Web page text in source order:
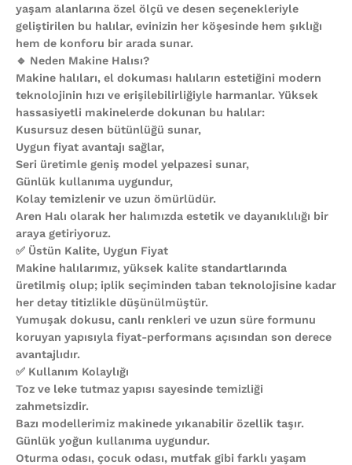
yaşam alanlarına özel ölçü ve desen seçenekleriyle
geliştirilen bu halılar, evinizin her köşesinde hem şıklığı
hem de konforu bir arada sunar.
🔹 Neden Makine Halısı?
Makine halıları, el dokuması halıların estetiğini modern
teknolojinin hızı ve erişilebilirliğiyle harmanlar. Yüksek
hassasiyetli makinelerde dokunan bu halılar:
Kusursuz desen bütünlüğü sunar,
Uygun fiyat avantajı sağlar,
Seri üretimle geniş model yelpazesi sunar,
Günlük kullanıma uygundur,
Kolay temizlenir ve uzun ömürlüdür.
Aren Halı olarak her halımızda estetik ve dayanıklılığı bir
araya getiriyoruz.
✅ Üstün Kalite, Uygun Fiyat
Makine halılarımız, yüksek kalite standartlarında
üretilmiş olup; iplik seçiminden taban teknolojisine kadar
her detay titizlikle düşünülmüştür.
Yumuşak dokusu, canlı renkleri ve uzun süre formunu
koruyan yapısıyla fiyat-performans açısından son derece
avantajlıdır.
✅ Kullanım Kolaylığı
Toz ve leke tutmaz yapısı sayesinde temizliği
zahmetsizdir.
Bazı modellerimiz makinede yıkanabilir özellik taşır.
Günlük yoğun kullanıma uygundur.
Oturma odası, çocuk odası, mutfak gibi farklı yaşam